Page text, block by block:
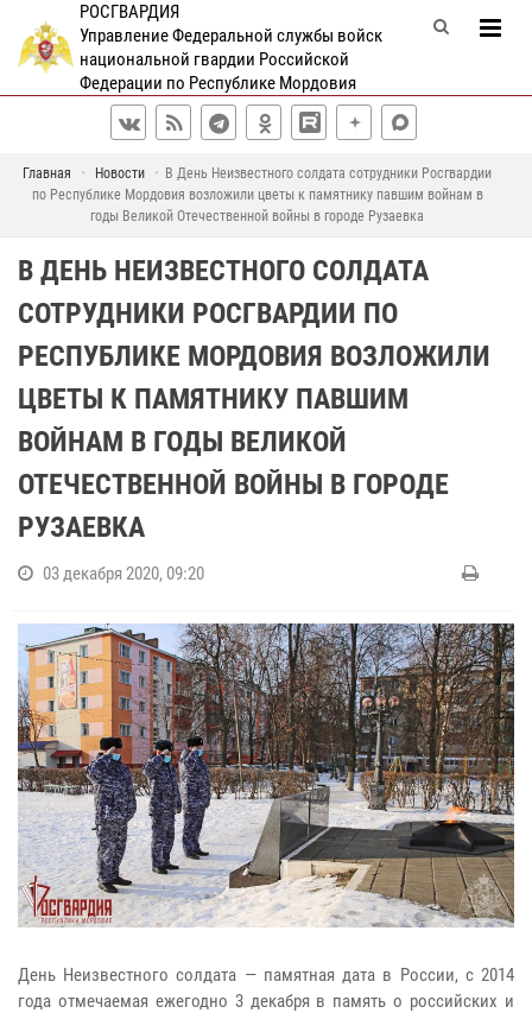
РОСГВАРДИЯ
Управление Федеральной службы войск
национальной гвардии Российской
Федерации по Республике Мордовия
Главная Новости
В День Неизвестного солдата сотрудники Росгвардии
по Республике Мордовия возложили цветы к памятнику павшим войнам в
годы Великой Отечественной войны в городе Рузаевка
В ДЕНЬ НЕИЗВЕСТНОГО СОЛДАТА
СОТРУДНИКИ РОСГВАРДИИ ПО
РЕСПУБЛИКЕ МОРДОВИЯ ВОЗЛОЖИЛИ
ЦВЕТЫ К ПАМЯТНИКУ ПАВШИМ
ВОЙНАМ В ГОДЫ ВЕЛИКОЙ
ОТЕЧЕСТВЕННОЙ ВОЙНЫ В ГОРОДЕ
РУЗАЕВКА
03 декабря 2020, 09:20
День Неизвестного солдата — памятная дата в России, с 2014
года отмечаемая ежегодно 3 декабря в память о российских и